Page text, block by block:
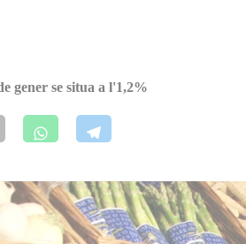
gener se situa a l'1,2%